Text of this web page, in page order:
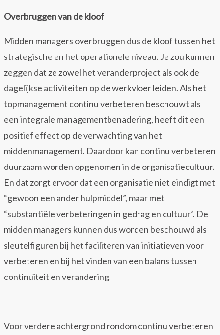
Overbruggen van de kloof
Midden managers overbruggen dus de kloof tussen het
strategische en het operationele niveau. Je zou kunnen
zeggen dat ze zowel het veranderproject als ook de
dagelijkse activiteiten op de werkvloer leiden. Als het
topmanagement continu verbeteren beschouwt als
een integrale managementbenadering, heeft dit een
positief effect op de verwachting van het
middenmanagement. Daardoor kan continu verbeteren
duurzaam worden opgenomen in de organisatiecultuur.
En dat zorgt ervoor dat een organisatie niet eindigt met
“gewoon een ander hulpmiddel”, maar met
“substantiële verbeteringen in gedrag en cultuur”. De
midden managers kunnen dus worden beschouwd als
sleutelfiguren bij het faciliteren van initiatieven voor
verbeteren en bij het vinden van een balans tussen
continuïteit en verandering.
Voor verdere achtergrond rondom continu verbeteren